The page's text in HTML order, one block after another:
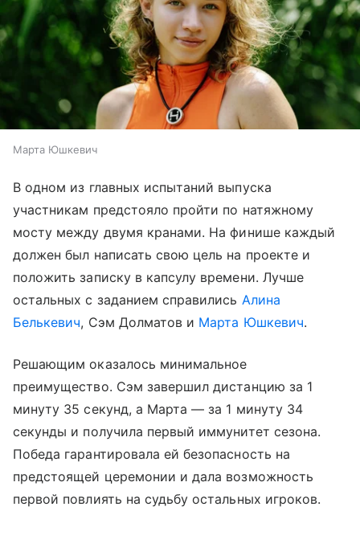
Марта Юшкевич
В одном из главных испытаний выпуска
участникам предстояло пройти по натяжному
мосту между двумя кранами. На финише каждый
должен был написать свою цель на проекте и
положить записку в капсулу времени. Лучше
остальных с заданием справились Алина
Белькевич, Сэм Долматов и Марта Юшкевич.
Решающим оказалось минимальное
преимущество. Сэм завершил дистанцию за 1
минуту 35 секунд, а Марта — за 1 минуту 34
секунды и получила первый иммунитет сезона.
Победа гарантировала ей безопасность на
предстоящей церемонии и дала возможность
первой повлиять на судьбу остальных игроков.